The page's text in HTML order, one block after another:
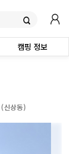
캠핑 정보
신상동)